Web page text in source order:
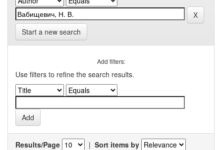
Start a new search
Add filters:
Use filters to refine the search results.
Results/Page | Sort items by